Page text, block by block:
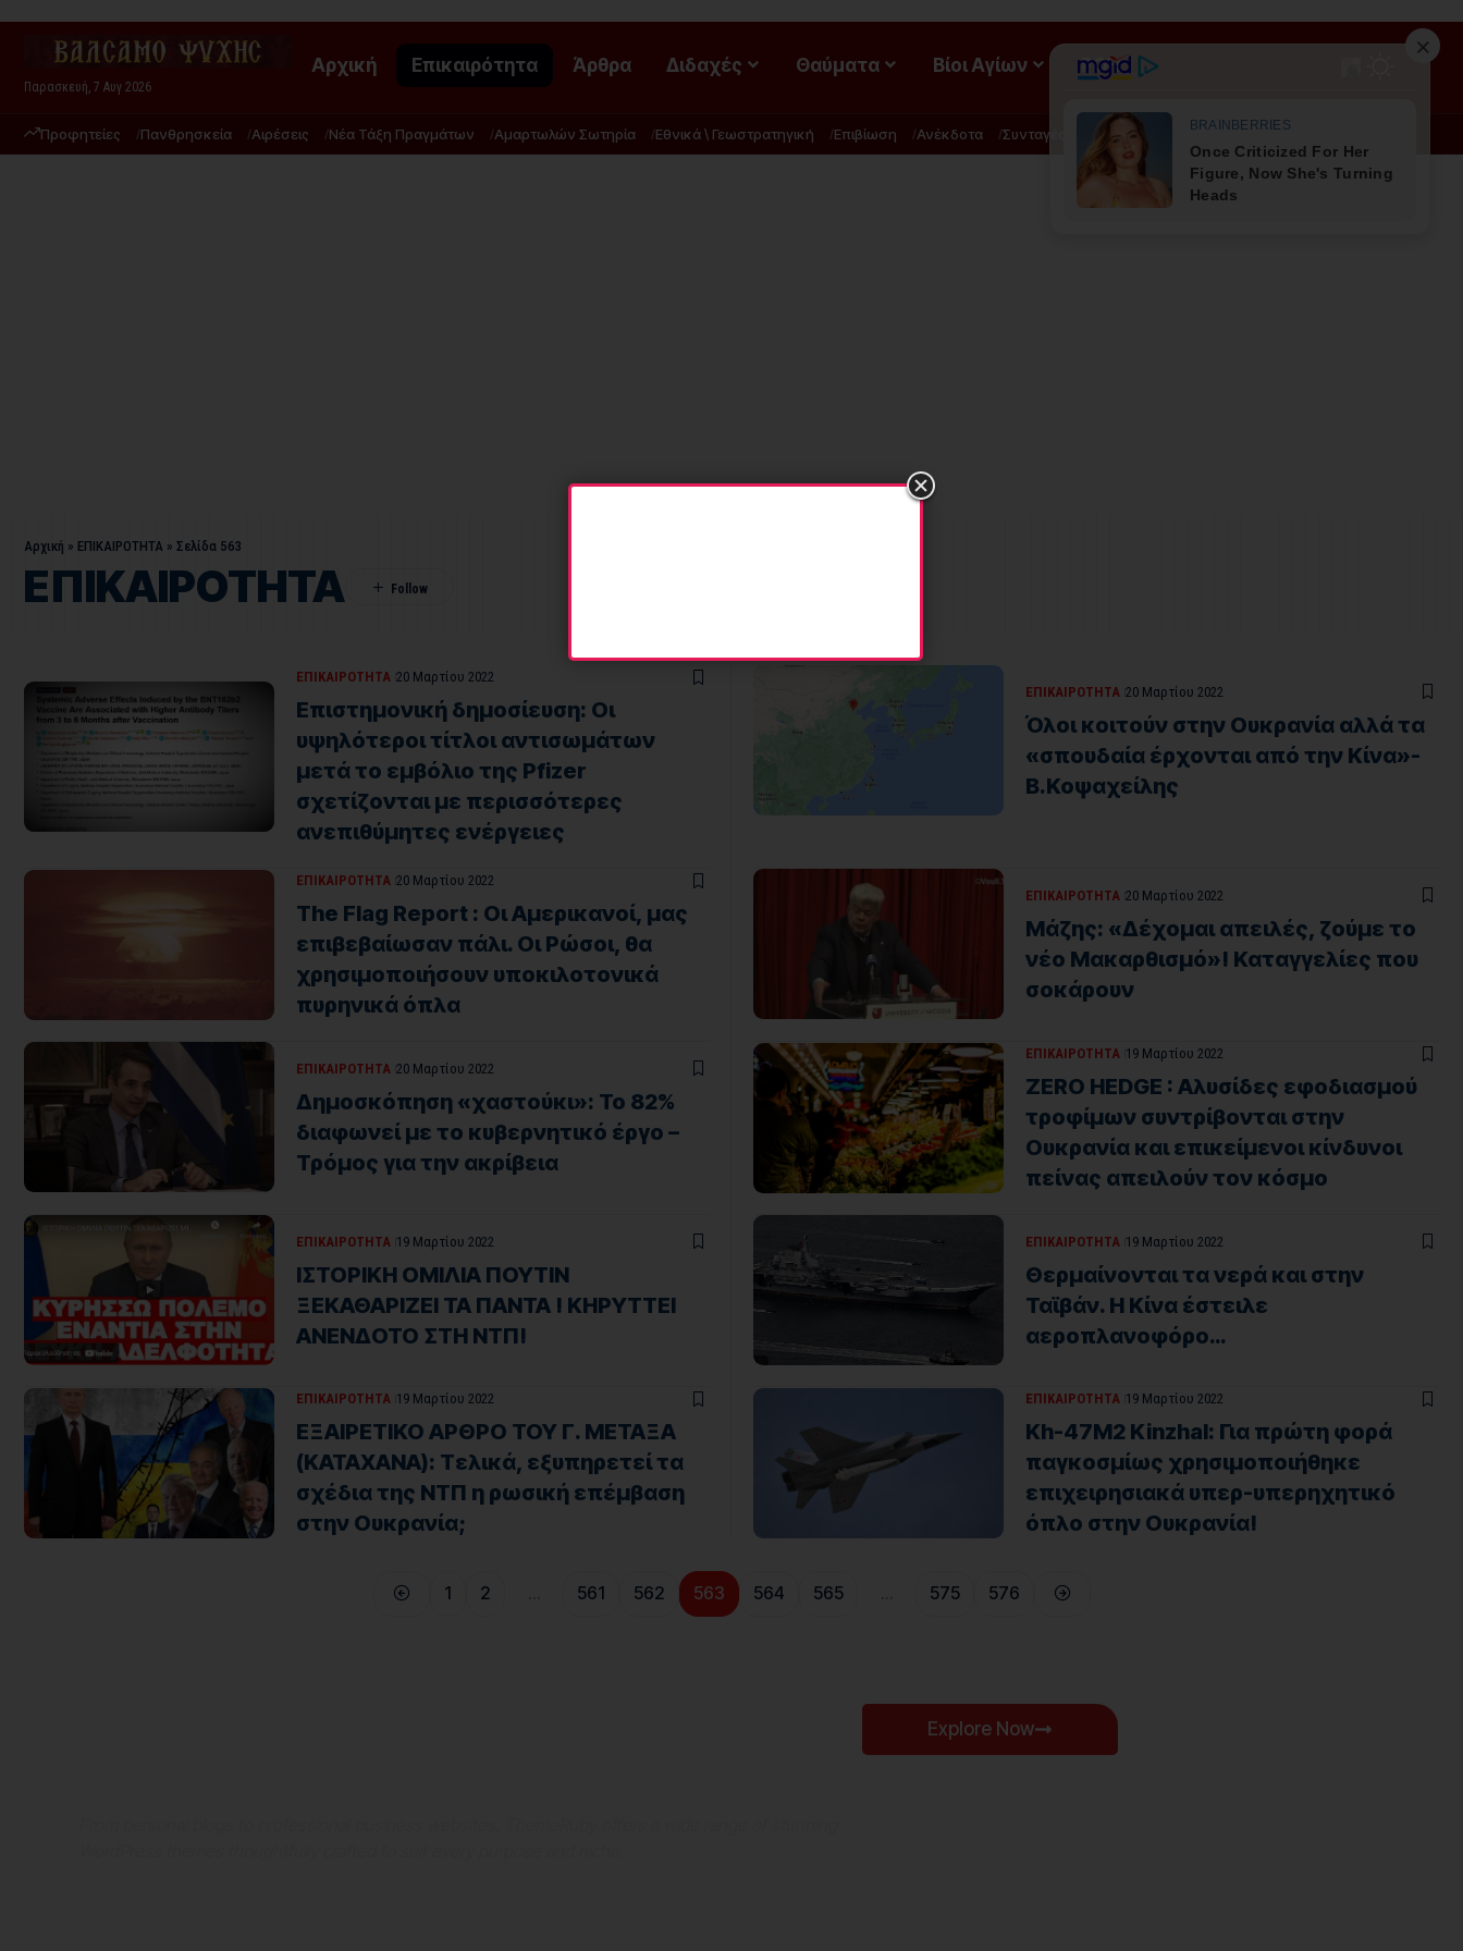
Παρασκευή, 7 Αυγ 2026
Αρχική Επικαιρότητα Άρθρα Διδαχές Θαύματα Βίοι Αγίων ΡΟΗ
Προφητείες Πανθρησκεία Αιρέσεις Νέα Τάξη Πραγμάτων Αμαρτωλών Σωτηρία Εθνικά \ Γεωστρατηγική Επιβίωση Ανέκδοτα Συνταγές Διατροφή - Φυσική Ιατρική
Αρχική » ΕΠΙΚΑΙΡΟΤΗΤΑ » Σελίδα 563
ΕΠΙΚΑΙΡΟΤΗΤΑ
ΕΠΙΚΑΙΡΟΤΗΤΑ 20 Μαρτίου 2022
Επιστημονική δημοσίευση: Οι
υψηλότεροι τίτλοι αντισωμάτων
μετά το εμβόλιο της Pfizer
σχετίζονται με περισσότερες
ανεπιθύμητες ενέργειες
ΕΠΙΚΑΙΡΟΤΗΤΑ 20 Μαρτίου 2022
Όλοι κοιτούν στην Ουκρανία αλλά τα
«σπουδαία έρχονται από την Κίνα»-
Β.Κοψαχείλης
ΕΠΙΚΑΙΡΟΤΗΤΑ 20 Μαρτίου 2022
The Flag Report : Οι Αμερικανοί, μας
επιβεβαίωσαν πάλι. Οι Ρώσοι, θα
χρησιμοποιήσουν υποκιλοτονικά
πυρηνικά όπλα
ΕΠΙΚΑΙΡΟΤΗΤΑ 20 Μαρτίου 2022
Μάζης: «Δέχομαι απειλές, ζούμε το
νέο Μακαρθισμό»! Καταγγελίες που
σοκάρουν
ΕΠΙΚΑΙΡΟΤΗΤΑ 20 Μαρτίου 2022
Δημοσκόπηση «χαστούκι»: Το 82%
διαφωνεί με το κυβερνητικό έργο –
Τρόμος για την ακρίβεια
ΕΠΙΚΑΙΡΟΤΗΤΑ 19 Μαρτίου 2022
ZERO HEDGE : Αλυσίδες εφοδιασμού
τροφίμων συντρίβονται στην
Ουκρανία και επικείμενοι κίνδυνοι
πείνας απειλούν τον κόσμο
ΕΠΙΚΑΙΡΟΤΗΤΑ 19 Μαρτίου 2022
ΙΣΤΟΡΙΚΗ ΟΜΙΛΙΑ ΠΟΥΤΙΝ
ΞΕΚΑΘΑΡΙΖΕΙ ΤΑ ΠΑΝΤΑ ! ΚΗΡΥΤΤΕΙ
ΑΝΕΝΔΟΤΟ ΣΤΗ ΝΤΠ!
ΕΠΙΚΑΙΡΟΤΗΤΑ 19 Μαρτίου 2022
Θερμαίνονται τα νερά και στην
Ταϊβάν. Η Κίνα έστειλε
αεροπλανοφόρο…
ΕΠΙΚΑΙΡΟΤΗΤΑ 19 Μαρτίου 2022
ΕΞΑΙΡΕΤΙΚΟ ΑΡΘΡΟ ΤΟΥ Γ. ΜΕΤΑΞΑ
(ΚΑΤΑΧΑΝΑ): Τελικά, εξυπηρετεί τα
σχέδια της ΝΤΠ η ρωσική επέμβαση
στην Ουκρανία;
ΕΠΙΚΑΙΡΟΤΗΤΑ 19 Μαρτίου 2022
Kh-47M2 Kinzhal: Για πρώτη φορά
παγκοσμίως χρησιμοποιήθηκε
επιχειρησιακά υπερ-υπερηχητικό
όπλο στην Ουκρανία!
1 2 561 562 563 564 565 575 576
Explore Now